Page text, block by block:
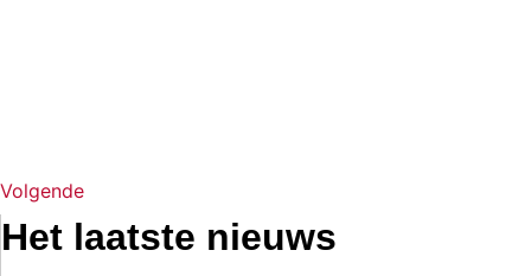
Volgende
Het laatste nieuws